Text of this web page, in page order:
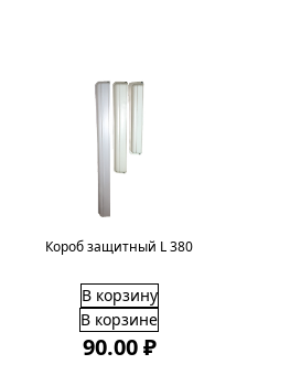
Короб защитный L 380
В корзину
В корзине
90.00 ₽